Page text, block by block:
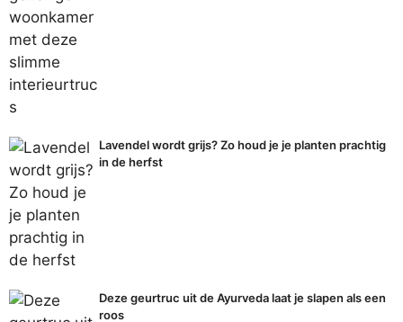
Lavendel wordt grijs? Zo houd je je planten prachtig
in de herfst
Deze geurtruc uit de Ayurveda laat je slapen als een
roos